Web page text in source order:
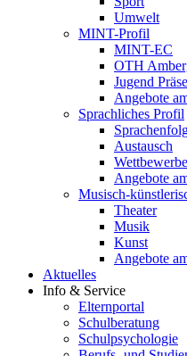
Umwelt
MINT-Profil
MINT-EC
OTH
Jugend
Angebote
Sprachliches Profil
Austausch
Wettbewerbe
Angebote
Musisch-
Theater
Musik
Kunst
Angebote
Aktuelles
Info & Service
Elternportal
Schulberatung
Schulpsychologie